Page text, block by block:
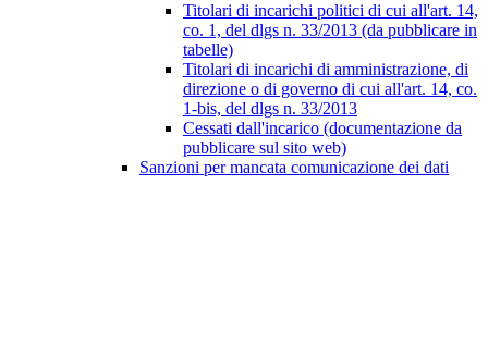
Titolari di incarichi politici di cui all'art. 14,
co. 1, del dlgs n. 33/2013 (da pubblicare in
tabelle)
Titolari di incarichi di amministrazione, di
direzione o di governo di cui all'art. 14, co.
1-bis, del dlgs n. 33/2013
Cessati dall'incarico (documentazione da
pubblicare sul sito web)
Sanzioni per mancata comunicazione dei dati